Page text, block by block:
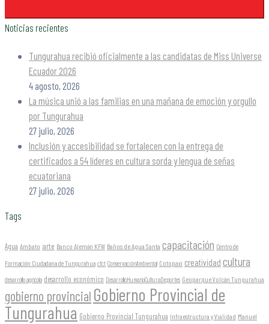
Noticias recientes
Tungurahua recibió oficialmente a las candidatas de Miss Universe
Ecuador 2026
4 agosto, 2026
La música unió a las familias en una mañana de emoción y orgullo
por Tungurahua
27 julio, 2026
Inclusión y accesibilidad se fortalecen con la entrega de
certificados a 54 líderes en cultura sorda y lengua de señas
ecuatoriana
27 julio, 2026
Tags
Agua Ambato arte Banco Alemán KFW Baños de Agua Santa capacitación Centro de
Formación Ciudadana de Tungurahua cfct ConservaciónAmbiental Cotopaxi creatividad cultura
desarrollo agrícola desarrollo económico DesarrolloHumanoCulturaDeportes Geoparque Volcán Tungurahua
gobierno provincial Gobierno Provincial de
Tungurahua Gobierno Provincial Tungurahua Infraestructura y Vialidad Manuel